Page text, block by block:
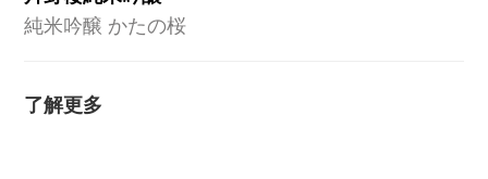
純米吟醸 かたの桜
了解更多